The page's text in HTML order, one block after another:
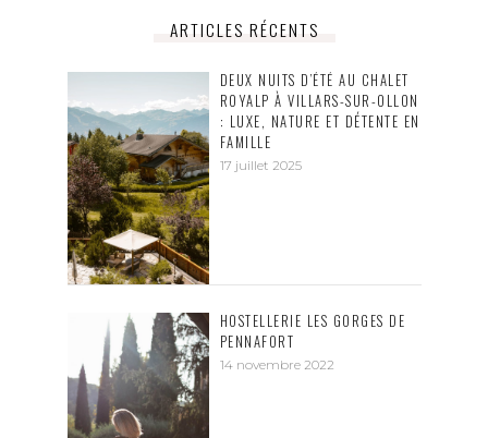
ARTICLES RÉCENTS
DEUX NUITS D’ÉTÉ AU CHALET
ROYALP À VILLARS-SUR-OLLON
: LUXE, NATURE ET DÉTENTE EN
FAMILLE
17 juillet 2025
HOSTELLERIE LES GORGES DE
PENNAFORT
14 novembre 2022